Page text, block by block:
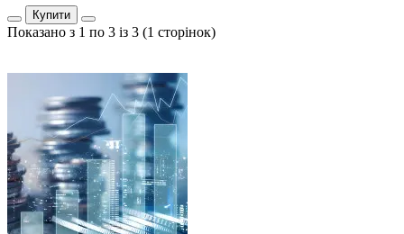
Купити
Показано з 1 по 3 із 3 (1 сторінок)